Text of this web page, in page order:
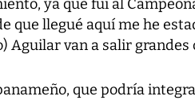
ya que fui al
que llegué aquí me he
Aguilar van a salir grandes
que podría